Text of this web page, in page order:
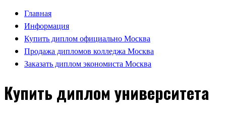
Главная
Информация
Купить диплом официально Москва
Продажа дипломов колледжа Москва
Заказать диплом экономиста Москва
Купить диплом университета